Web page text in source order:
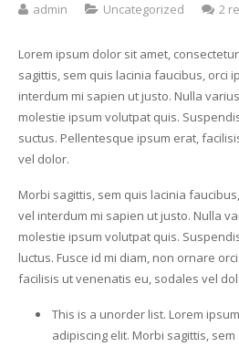
admin Uncategorized 2
Lorem ipsum dolor sit amet,
sagittis, sem quis lacinia faucibus, orci
interdum mi sapien ut justo. Nulla
molestie ipsum volutpat quis.
suctus. Pellentesque ipsum erat,
vel dolor.
Morbi sagittis, sem quis lacinia
vel interdum mi sapien ut justo. Nulla
molestie ipsum volutpat quis.
luctus. Fusce id mi diam, non ornare
facilisis ut venenatis eu, sodales vel
This is a unorder list. Lorem
adipiscing elit. Morbi sagittis,